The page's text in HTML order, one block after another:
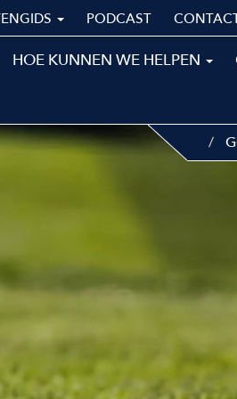
PODCAST
HOE KUNNEN WE HELPEN